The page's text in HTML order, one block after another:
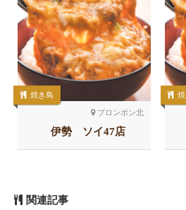
プロンポン北
焼き鳥
伊勢 ソイ47店
関連記事